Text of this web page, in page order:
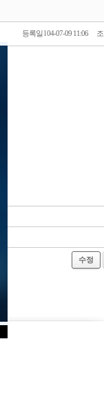
등록일 l 04-07-09 11:06
수정